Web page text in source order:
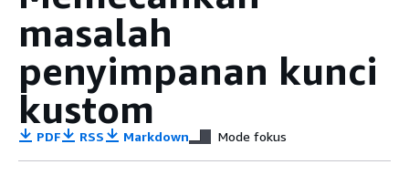
masalah
penyimpanan kunci
kustom
PDF RSS Markdown Mode fokus